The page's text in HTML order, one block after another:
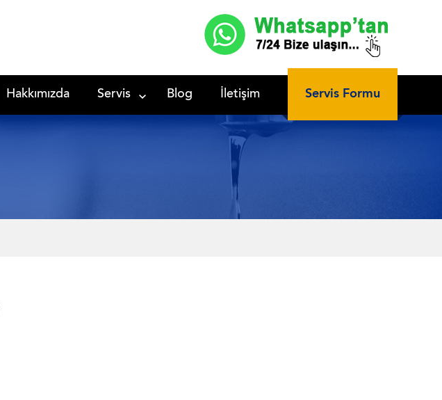
Hakkımızda Servis Blog İletişim Servis Formu